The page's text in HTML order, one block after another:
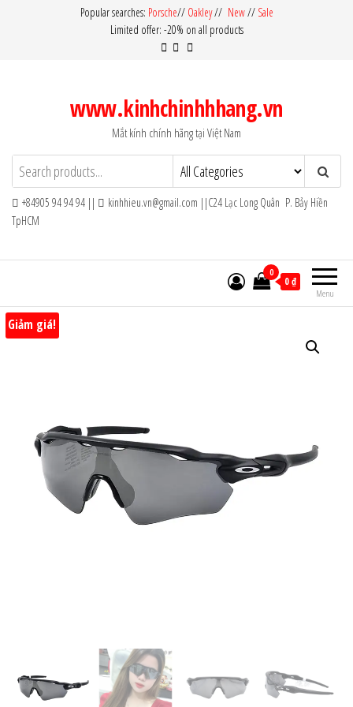
Popular searches: Porsche// Oakley// New// Sale
Limited offer: -20% on all products
www.kinhchinhhhang.vn
Mắt kính chính hãng tại Việt Nam
+84905 94 94 94 ||
kinhhieu.vn@gmail.com ||C24 Lạc Long Quân P. Bảy Hiền
TpHCM
Menu
0
0 ₫
Giảm giá!